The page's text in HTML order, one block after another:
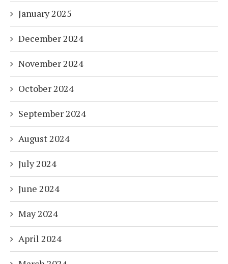
January 2025
December 2024
November 2024
October 2024
September 2024
August 2024
July 2024
June 2024
May 2024
April 2024